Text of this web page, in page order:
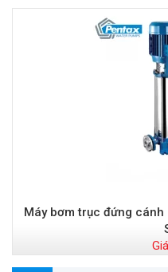
Máy bơm trục đứng